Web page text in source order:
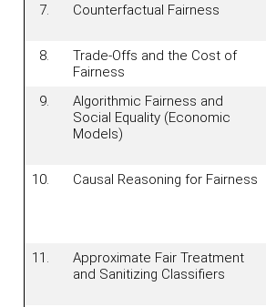
7. Counterfactual Fairness
8.
Trade-Offs and the Cost of
Fairness
9.
Algorithmic Fairness and
Social Equality (Economic
Models)
10. Causal Reasoning for Fairness
11.
Approximate Fair Treatment
and Sanitizing Classifiers